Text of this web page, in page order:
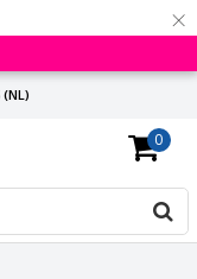
×
(NL)
€ 65,- 0